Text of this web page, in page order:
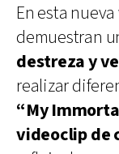
En esta
demuestran
destreza y
realizar
“My
videoclip de